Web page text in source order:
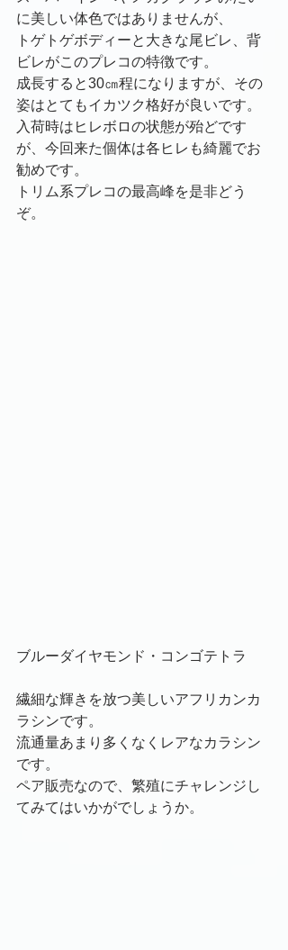
に美しい体色ではありませんが、
トゲトゲボディーと大きな尾ビレ、背
ビレがこのプレコの特徴です。
成長すると30㎝程になりますが、その
姿はとてもイカツク格好が良いです。
入荷時はヒレボロの状態が殆どです
が、今回来た個体は各ヒレも綺麗でお
勧めです。
トリム系プレコの最高峰を是非どう
ぞ。
ブルーダイヤモンド・コンゴテトラ
繊細な輝きを放つ美しいアフリカンカ
ラシンです。
流通量あまり多くなくレアなカラシン
です。
ペア販売なので、繁殖にチャレンジし
てみてはいかがでしょうか。